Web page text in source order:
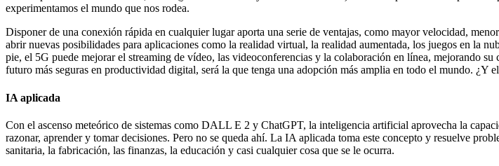
experimentamos el mundo que nos rodea.
Disponer de una conexión rápida en cualquier lugar aporta una serie de ventajas, como mayor velocidad,
abrir nuevas posibilidades para aplicaciones como la realidad virtual, la realidad aumentada, los juegos en la
pie, el 5G puede mejorar el streaming de vídeo, las videoconferencias y la colaboración en línea, mejorando
futuro más seguras en productividad digital, será la que tenga una adopción más amplia en todo el mundo. ¿Y
IA aplicada
Con el ascenso meteórico de sistemas como DALL E 2 y ChatGPT, la inteligencia artificial aprovecha la
razonar, aprender y tomar decisiones. Pero no se queda ahí. La IA aplicada toma este concepto y resuelve
sanitaria, la fabricación, las finanzas, la educación y casi cualquier cosa que se le ocurra.